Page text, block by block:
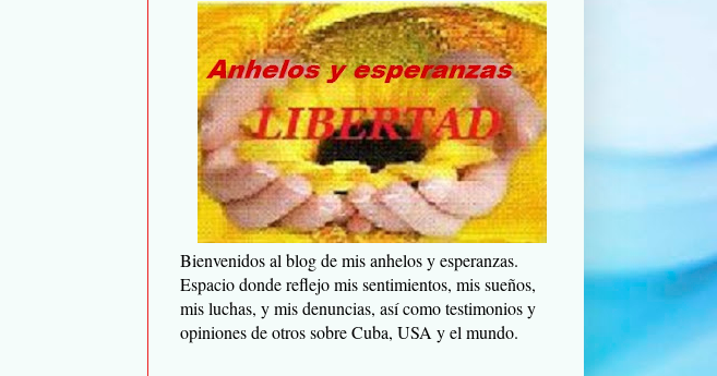
Bienvenidos al blog de mis anhelos y esperanzas.
Espacio donde reflejo mis sentimientos, mis sueños,
mis luchas, y mis denuncias, así como testimonios y
opiniones de otros sobre Cuba, USA y el mundo.